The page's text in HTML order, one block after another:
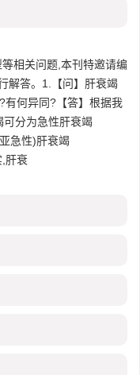
相关问题,本刊特邀请编
解答。1.【问】肝衰竭
有何异同?【答】根据我
可分为急性肝衰竭
急性)肝衰竭
肝衰